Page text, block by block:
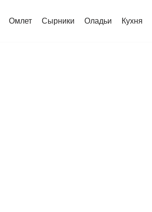
Омлет Сырники Оладьи Кухня